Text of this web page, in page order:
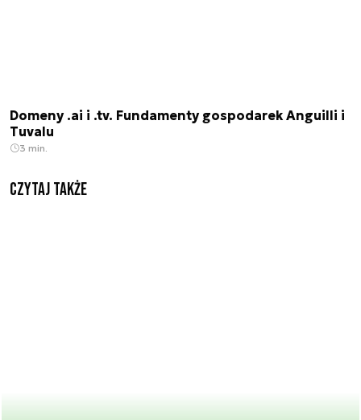
Domeny .ai i .tv. Fundamenty gospodarek Anguilli i
Tuvalu
3 min.
Czytaj także